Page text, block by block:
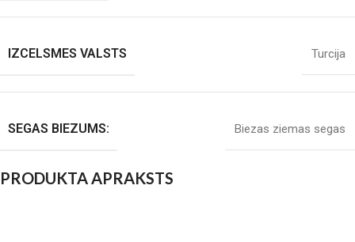
IZCELSMES VALSTS Turcija
SEGAS BIEZUMS: Biezas ziemas segas
PRODUKTA APRAKSTS